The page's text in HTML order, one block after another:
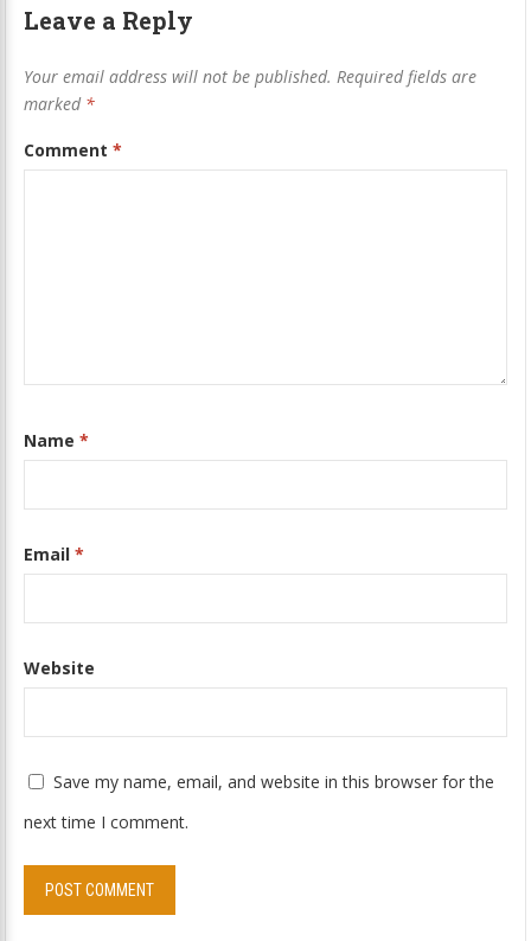
Leave a Reply
Your email address will not be published. Required fields are
marked *
Comment*
Name*
Email*
Website
Save my name, email, and website in this browser for the
next time I comment.